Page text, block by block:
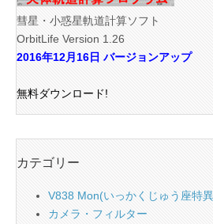
彗星・小惑星軌道計算ソフト
OrbitLife Version 1.26
2016年12月16日 バージョンアップ
無料ダウンロード!
カテゴリー
V838 Mon(いっかくじゅう座特
カメラ・フィルター